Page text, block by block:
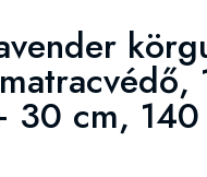
30 cm,